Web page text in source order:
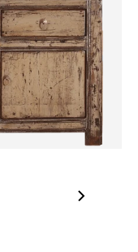
ernaar uw
passen en